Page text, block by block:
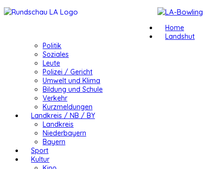
Home
Landshut
Politik
Soziales
Leute
Polizei / Gericht
Umwelt und Klima
Bildung und Schule
Verkehr
Kurzmeldungen
Landkreis / NB / BY
Landkreis
Niederbayern
Bayern
Sport
Kultur